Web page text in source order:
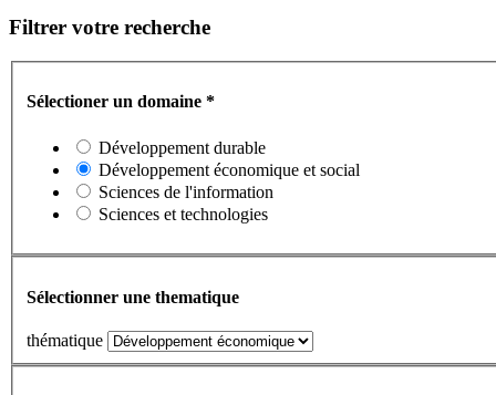
Filtrer votre recherche
Sélectioner un domaine *
Développement durable
Développement économique et social
Sciences de l'information
Sciences et technologies
Sélectionner une thematique
thématique